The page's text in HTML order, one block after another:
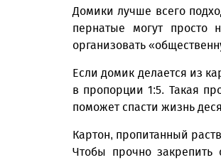
Домики лучше всего
пернатые могут просто
организовать
Если домик делается из
в пропорции 1:5. Такая
поможет спасти жизнь
Картон, пропитанный
Чтобы прочно закрепить